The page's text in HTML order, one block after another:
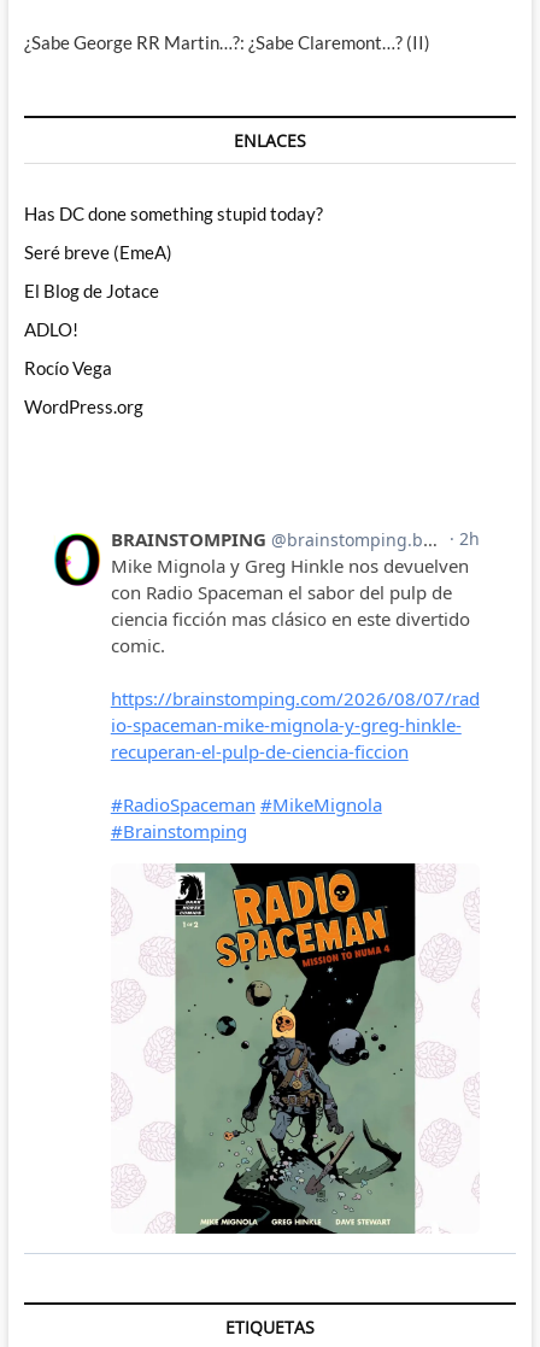
¿Sabe George RR Martin…?: ¿Sabe Claremont…? (II)
ENLACES
Has DC done something stupid today?
Seré breve (EmeA)
El Blog de Jotace
ADLO!
Rocío Vega
WordPress.org
ETIQUETAS